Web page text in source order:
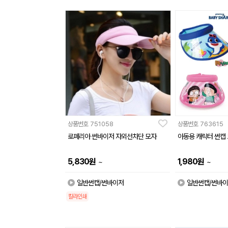
상품번호 751058
로페리아 썬바이저 자외선차단 모자
5,830원 ~
일반썬캡/썬바이저
칼라인쇄
상품번호 763615
아동용 캐릭터 썬캡
1,980원 ~
일반썬캡/썬바